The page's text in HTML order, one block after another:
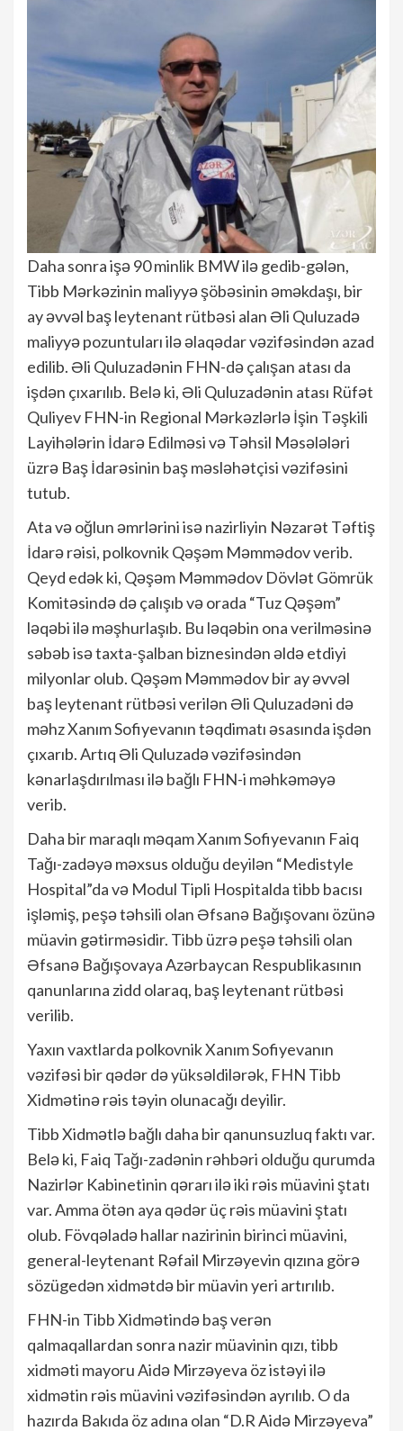
Daha sonra işə 90 minlik BMW ilə gedib-gələn,
Tibb Mərkəzinin maliyyə şöbəsinin əməkdaşı, bir
ay əvvəl baş leytenant rütbəsi alan Əli Quluzadə
maliyyə pozuntuları ilə əlaqədar vəzifəsindən azad
edilib. Əli Quluzadənin FHN-də çalışan atası da
işdən çıxarılıb. Belə ki, Əli Quluzadənin atası Rüfət
Quliyev FHN-in Regional Mərkəzlərlə İşin Təşkili
Layihələrin İdarə Edilməsi və Təhsil Məsələləri
üzrə Baş İdarəsinin baş məsləhətçisi vəzifəsini
tutub.
Ata və oğlun əmrlərini isə nazirliyin Nəzarət Təftiş
İdarə rəisi, polkovnik Qəşəm Məmmədov verib.
Qeyd edək ki, Qəşəm Məmmədov Dövlət Gömrük
Komitəsində də çalışıb və orada “Tuz Qəşəm”
ləqəbi ilə məşhurlaşıb. Bu ləqəbin ona verilməsinə
səbəb isə taxta-şalban biznesindən əldə etdiyi
milyonlar olub. Qəşəm Məmmədov bir ay əvvəl
baş leytenant rütbəsi verilən Əli Quluzadəni də
məhz Xanım Sofiyevanın təqdimatı əsasında işdən
çıxarıb. Artıq Əli Quluzadə vəzifəsindən
kənarlaşdırılması ilə bağlı FHN-i məhkəməyə
verib.
Daha bir maraqlı məqam Xanım Sofiyevanın Faiq
Tağı-zadəyə məxsus olduğu deyilən “Medistyle
Hospital”da və Modul Tipli Hospitalda tibb bacısı
işləmiş, peşə təhsili olan Əfsanə Bağışovanı özünə
müavin gətirməsidir. Tibb üzrə peşə təhsili olan
Əfsanə Bağışovaya Azərbaycan Respublikasının
qanunlarına zidd olaraq, baş leytenant rütbəsi
verilib.
Yaxın vaxtlarda polkovnik Xanım Sofiyevanın
vəzifəsi bir qədər də yüksəldilərək, FHN Tibb
Xidmətinə rəis təyin olunacağı deyilir.
Tibb Xidmətlə bağlı daha bir qanunsuzluq faktı var.
Belə ki, Faiq Tağı-zadənin rəhbəri olduğu qurumda
Nazirlər Kabinetinin qərarı ilə iki rəis müavini ştatı
var. Amma ötən aya qədər üç rəis müavini ştatı
olub. Fövqəladə hallar nazirinin birinci müavini,
general-leytenant Rəfail Mirzəyevin qızına görə
sözügedən xidmətdə bir müavin yeri artırılıb.
FHN-in Tibb Xidmətində baş verən
qalmaqallardan sonra nazir müavinin qızı, tibb
xidməti mayoru Aidə Mirzəyeva öz istəyi ilə
xidmətin rəis müavini vəzifəsindən ayrılıb. O da
hazırda Bakıda öz adına olan “D.R Aidə Mirzəyeva”